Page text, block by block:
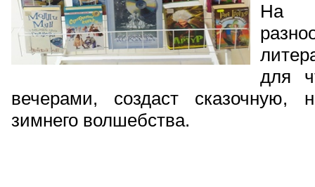
На
для
вечерами, создаст сказочную,
зимнего волшебства.